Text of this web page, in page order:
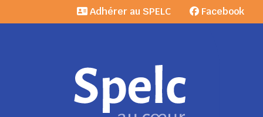
Adhérer au SPELC Facebook